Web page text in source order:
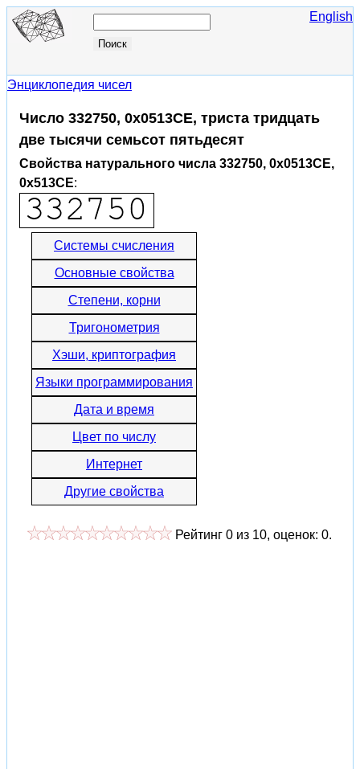
English
Энциклопедия чисел
Число 332750, 0x0513CE, триста тридцать
две тысячи семьсот пятьдесят
Свойства натурального числа 332750, 0x0513CE,
0x513CE:
Системы счисления
Основные свойства
Степени, корни
Тригонометрия
Хэши, криптография
Языки программирования
Дата и время
Цвет по числу
Интернет
Другие свойства
Рейтинг 0 из 10, оценок: 0.